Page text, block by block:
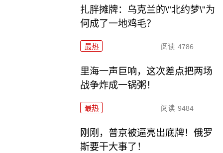
扎胖摊牌：乌克兰的\"北约梦\"为
何成了一地鸡毛？
最热 阅读 4786
里海一声巨响，这次差点把两场
战争炸成一锅粥！
最热 阅读 9484
刚刚，普京被逼亮出底牌！俄罗
斯要干大事了！